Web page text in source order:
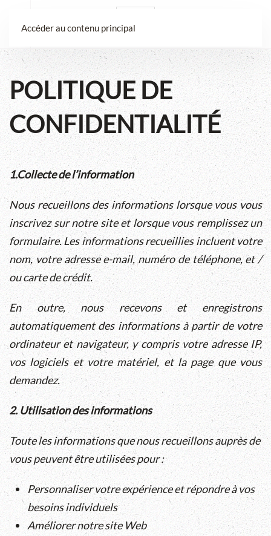
Accéder au contenu principal
POLITIQUE DE
CONFIDENTIALITÉ
1.Collecte de l’information
Nous recueillons des informations lorsque vous vous
inscrivez sur notre site et lorsque vous remplissez un
formulaire. Les informations recueillies incluent votre
nom, votre adresse e-mail, numéro de téléphone, et /
ou carte de crédit.
En outre, nous recevons et enregistrons
automatiquement des informations à partir de votre
ordinateur et navigateur, y compris votre adresse IP,
vos logiciels et votre matériel, et la page que vous
demandez.
2. Utilisation des informations
Toute les informations que nous recueillons auprès de
vous peuvent être utilisées pour :
Personnaliser votre expérience et répondre à vos
besoins individuels
Améliorer notre site Web